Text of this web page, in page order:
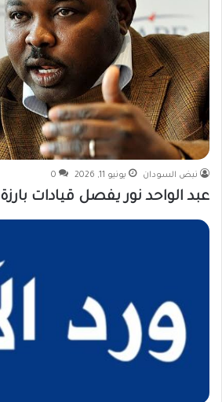
نبض السودان يونيو 11, 2026 0
عبد الواحد نور يفصل قيادات بارزة